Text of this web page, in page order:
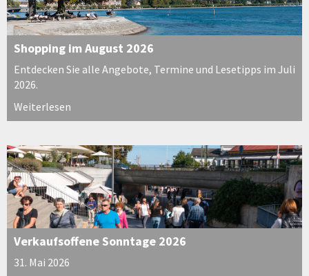
Shopping im August 2026
Entdecken Sie alle Angebote, Termine und Lesetipps im Juli
2026.
Weiterlesen
Verkaufsoffene Sonntage 2026
31. Mai 2026